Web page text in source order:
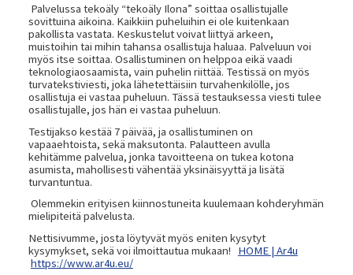
Palvelussa tekoäly “tekoäly Ilona” soittaa osallistujalle
sovittuina aikoina. Kaikkiin puheluihin ei ole kuitenkaan
pakollista vastata. Keskustelut voivat liittyä arkeen,
muistoihin tai mihin tahansa osallistuja haluaa. Palveluun voi
myös itse soittaa. Osallistuminen on helppoa eikä vaadi
teknologiaosaamista, vain puhelin riittää. Testissä on myös
turvatekstiviesti, joka lähetettäisiin turvahenkilölle, jos
osallistuja ei vastaa puheluun. Tässä testauksessa viesti tulee
osallistujalle, jos hän ei vastaa puheluun.
Testijakso kestää 7 päivää, ja osallistuminen on
vapaaehtoista, sekä maksutonta. Palautteen avulla
kehitämme palvelua, jonka tavoitteena on tukea kotona
asumista, mahollisesti vähentää yksinäisyyttä ja lisätä
turvantuntua.
Olemmekin erityisen kiinnostuneita kuulemaan kohderyhmän
mielipiteitä palvelusta.
Nettisivumme, josta löytyvät myös eniten kysytyt
kysymykset, sekä voi ilmoittautua mukaan! HOME | Ar4u
https://www.ar4u.eu/